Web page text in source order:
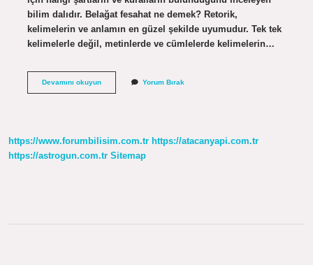
bilim dalıdır. Belağat fesahat ne demek? Retorik,
kelimelerin ve anlamın en güzel şekilde uyumudur. Tek tek
kelimelerle değil, metinlerde ve cümlelerde kelimelerin…
Devamını okuyunArap
Yorum Bırak
https://www.forumbilisim.com.tr https://atacanyapi.com.tr
https://astrogun.com.tr Sitemap